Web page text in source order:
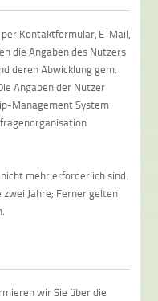
Kontaktformular, E-Mail,
die Angaben des Nutzers
deren Abwicklung gem.
Angaben der Nutzer
Management System
mehr erforderlich sind.
Jahre; Ferner gelten
wir Sie über die